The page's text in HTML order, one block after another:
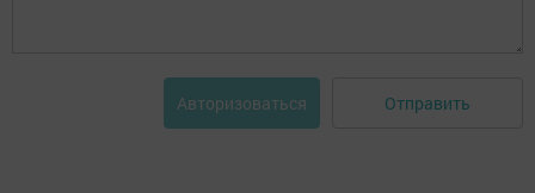
Авторизоваться Отправить